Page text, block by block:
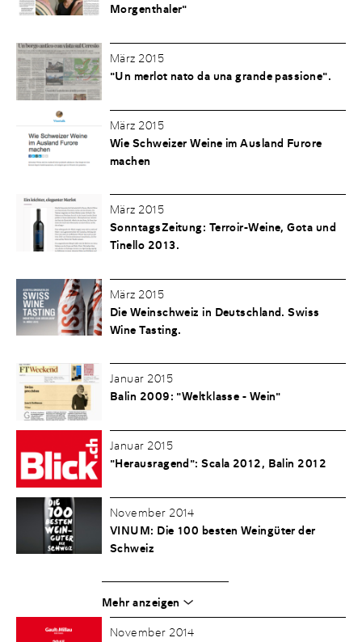
Morgenthaler"
März 2015
"Un merlot nato da una grande passione".
März 2015
Wie Schweizer Weine im Ausland Furore
machen
März 2015
SonntagsZeitung: Terroir-Weine, Gota und
Tinello 2013.
März 2015
Die Weinschweiz in Deutschland. Swiss
Wine Tasting.
Januar 2015
Balin 2009: "Weltklasse - Wein"
Januar 2015
"Herausragend": Scala 2012, Balin 2012
November 2014
VINUM: Die 100 besten Weingüter der
Schweiz
Mehr anzeigen
November 2014